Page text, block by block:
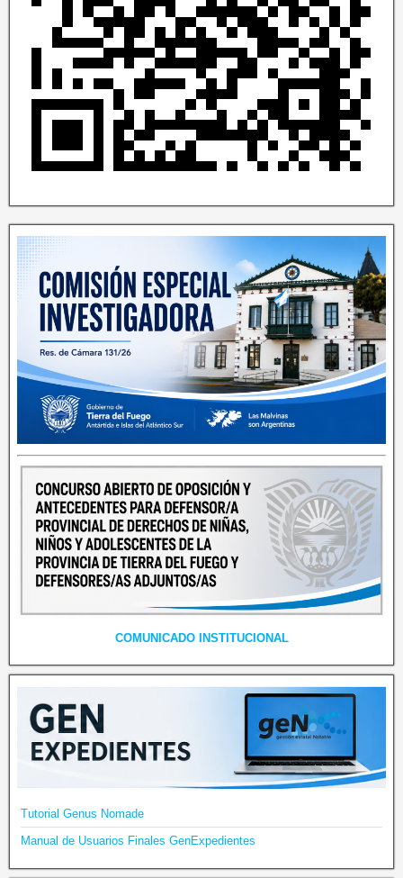
COMUNICADO INSTITUCIONAL
Tutorial Genus Nomade
Manual de Usuarios Finales GenExpedientes